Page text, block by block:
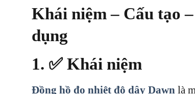
Khái niệm – Cấu tạo
dụng
1. ✅Khái niệm
Đồng hồ đo nhiệt độ dây Dawn là